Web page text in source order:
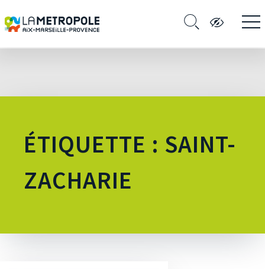
ÉTIQUETTE : SAINT-
ZACHARIE